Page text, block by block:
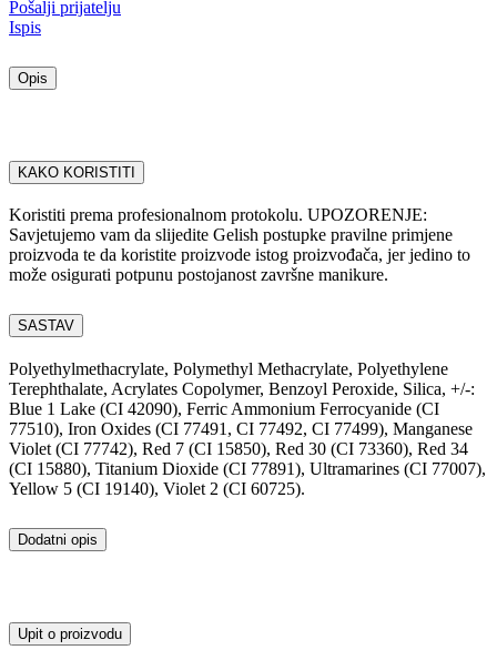
Pošalji prijatelju
Ispis
Opis
KAKO KORISTITI
Koristiti prema profesionalnom protokolu. UPOZORENJE:
Savjetujemo vam da slijedite Gelish postupke pravilne primjene
proizvoda te da koristite proizvode istog proizvođača, jer jedino to
može osigurati potpunu postojanost završne manikure.
SASTAV
Polyethylmethacrylate, Polymethyl Methacrylate, Polyethylene
Terephthalate, Acrylates Copolymer, Benzoyl Peroxide, Silica, +/-:
Blue 1 Lake (CI 42090), Ferric Ammonium Ferrocyanide (CI
77510), Iron Oxides (CI 77491, CI 77492, CI 77499), Manganese
Violet (CI 77742), Red 7 (CI 15850), Red 30 (CI 73360), Red 34
(CI 15880), Titanium Dioxide (CI 77891), Ultramarines (CI 77007),
Yellow 5 (CI 19140), Violet 2 (CI 60725).
Dodatni opis
Upit o proizvodu